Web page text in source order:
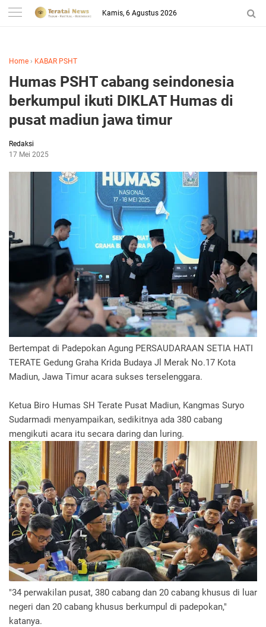
-->
Kamis, 6 Agustus 2026
Home › KABAR PSHT
Humas PSHT cabang seindonesia
berkumpul ikuti DIKLAT Humas di
pusat madiun jawa timur
Redaksi
17 Mei 2025
Bertempat di Padepokan Agung PERSAUDARAAN SETIA HATI
TERATE Gedung Graha Krida Budaya Jl Merak No.17 Kota
Madiun, Jawa Timur acara sukses terselenggara.
Ketua Biro Humas SH Terate Pusat Madiun, Kangmas Suryo
Sudarmadi menyampaikan, sedikitnya ada 380 cabang
mengikuti acara itu secara daring dan luring.
"34 perwakilan pusat, 380 cabang dan 20 cabang khusus di luar
negeri dan 20 cabang khusus berkumpul di padepokan,"
katanya.